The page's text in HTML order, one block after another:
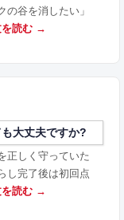
谷を消したい」
を読む →
大丈夫ですか?
正しく守っていた
し完了後は初回点
を読む →